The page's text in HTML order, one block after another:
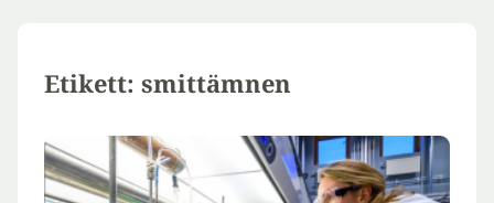
Etikett: smittämnen